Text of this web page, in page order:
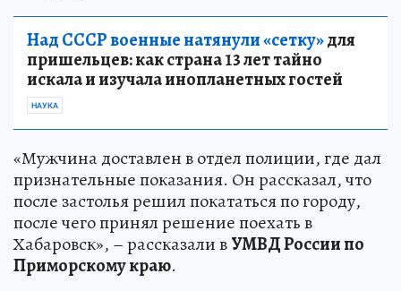
Над СССР военные натянули «сетку»для
пришельцев: как страна 13 лет тайно
искала и изучала инопланетных гостей
НАУКА
«Мужчина доставлен в отдел полиции, где дал
признательные показания. Он рассказал, что
после застолья решил покататься по городу,
после чего принял решение поехать в
Хабаровск», – рассказали вУМВД России по
Приморскому краю.